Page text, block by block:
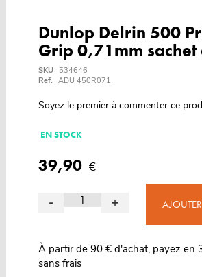
Dunlop Delrin 500
Grip 0,71mm sachet
SKU
534646
Ref. ADU 450R071
Soyez le premier à commenter ce
EN STOCK
39,90 €
- +
À partir de 90 € d'achat, payez en
sans frais